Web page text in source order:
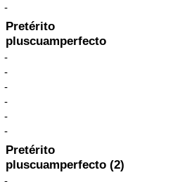
-
Pretérito
pluscuamperfecto
-
-
-
-
-
-
Pretérito
pluscuamperfecto (2)